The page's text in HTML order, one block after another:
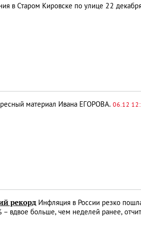
в Старом Кировске по улице 22
материал Ивана ЕГОРОВА. 06.12
рекорд Инфляция в России резко
вдвое больше, чем неделей ранее,